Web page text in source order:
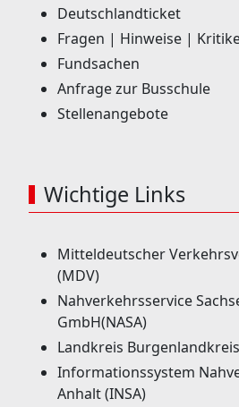
Deutschlandticket
Fragen | Hinweise |
Fundsachen
Anfrage zur Busschule
Stellenangebote
Wichtige Links
Mitteldeutscher
(MDV)
Nahverkehrsservice
GmbH(NASA)
Landkreis Burgenlandkreis
Informationssystem
Anhalt (INSA)